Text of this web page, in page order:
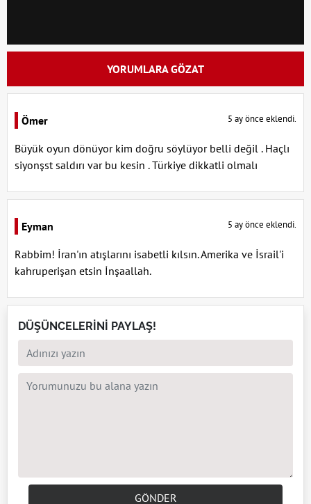
YORUMLARA GÖZAT
Ömer 5 ay önce eklendi.
Büyük oyun dönüyor kim doğru söylüyor belli değil . Haçlı
siyonşst saldırı var bu kesin . Türkiye dikkatli olmalı
Eyman 5 ay önce eklendi.
Rabbim! İran'ın atışlarını isabetli kılsın. Amerika ve İsrail'i
kahruperişan etsin İnşaallah.
DÜŞÜNCELERİNİ PAYLAŞ!
GÖNDER